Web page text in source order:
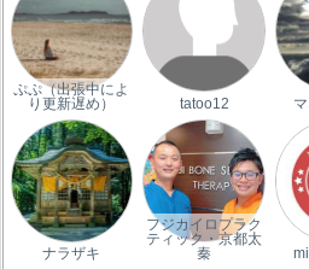
ぷぷ（出張中によ
り更新遅め）
tatoo12
ナラザキ
フジカイロプラク
ティック・京都太
秦